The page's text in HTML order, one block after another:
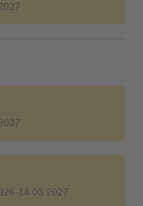
14.03.2027